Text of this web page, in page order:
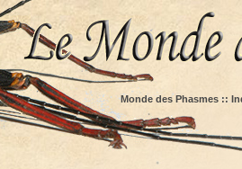
Monde des Phasmes ::